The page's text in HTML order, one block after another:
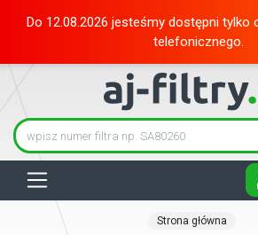
Do 12.08.2026 jesteśmy dostępni tylko
telefonicznego.
Strona główna